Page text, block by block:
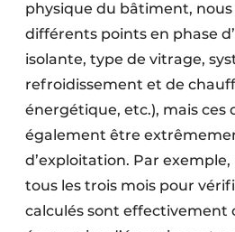
physique du bâtiment,
différents points en phase
isolante, type de vitrage,
refroidissement et de
énergétique, etc.), mais ces
également être
d’exploitation. Par
tous les trois mois pour
calculés sont effectivement